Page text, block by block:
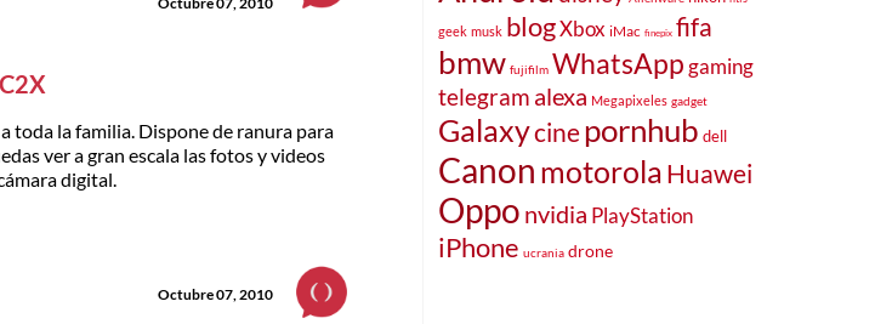
toda la familia. Dispone de ranura para
ver a gran escala las fotos y videos
digital.
Octubre 07, 2010
geek musk blogXbox iMac finepix fifa
bmw fujifilm WhatsApp gaming
telegram alexa Megapixeles gadget
Galaxycinepornhub dell
Canon motorola Huawei
Oppo nvidia PlayStation
iPhone ucrania drone